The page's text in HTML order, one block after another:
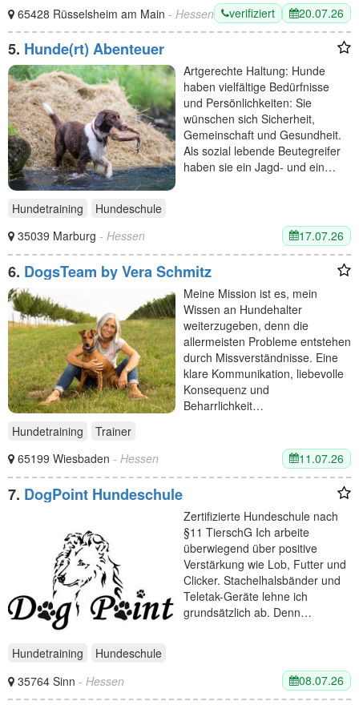
65428 Rüsselsheim am Main - Hessen verifiziert 20.07.26
5. Hunde(rt) Abenteuer
Artgerechte Haltung: Hunde
haben vielfältige Bedürfnisse
und Persönlichkeiten: Sie
wünschen sich Sicherheit,
Gemeinschaft und Gesundheit.
Als sozial lebende Beutegreifer
haben sie ein Jagd- und ein…
Hundetraining
Hundeschule
35039 Marburg - Hessen 17.07.26
6. DogsTeam by Vera Schmitz
Meine Mission ist es, mein
Wissen an Hundehalter
weiterzugeben, denn die
allermeisten Probleme entstehen
durch Missverständnisse. Eine
klare Kommunikation, liebevolle
Konsequenz und
Beharrlichkeit…
Hundetraining
Trainer
65199 Wiesbaden - Hessen 11.07.26
7. DogPoint Hundeschule
Zertifizierte Hundeschule nach
§11 TierschG Ich arbeite
überwiegend über positive
Verstärkung wie Lob, Futter und
Clicker. Stachelhalsbänder und
Teletak-Geräte lehne ich
grundsätzlich ab. Denn…
Hundetraining
Hundeschule
35764 Sinn - Hessen 08.07.26